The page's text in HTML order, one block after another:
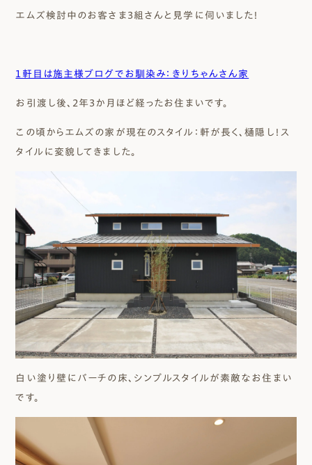
エムズ検討中のお客さま３組さんと見学に伺いました！
１軒目は施主様ブログでお馴染み：きりちゃんさん家
お引渡し後、２年３か月ほど経ったお住まいです。
この頃からエムズの家が現在のスタイル：軒が長く、樋隠し！ス
タイルに変貌してきました。
白い塗り壁にバーチの床、シンプルスタイルが素敵なお住まい
です。